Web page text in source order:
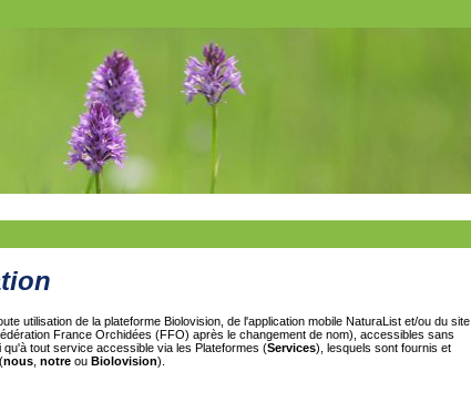
utilisation de la plateforme Biolovision, de l'application mobile NaturaList et/ou du site
France Orchidées (FFO) après le changement de nom), accessibles sans
qu'à tout service accessible via les Plateformes (Services), lesquels sont fournis et
nous notre ou Biolovision).